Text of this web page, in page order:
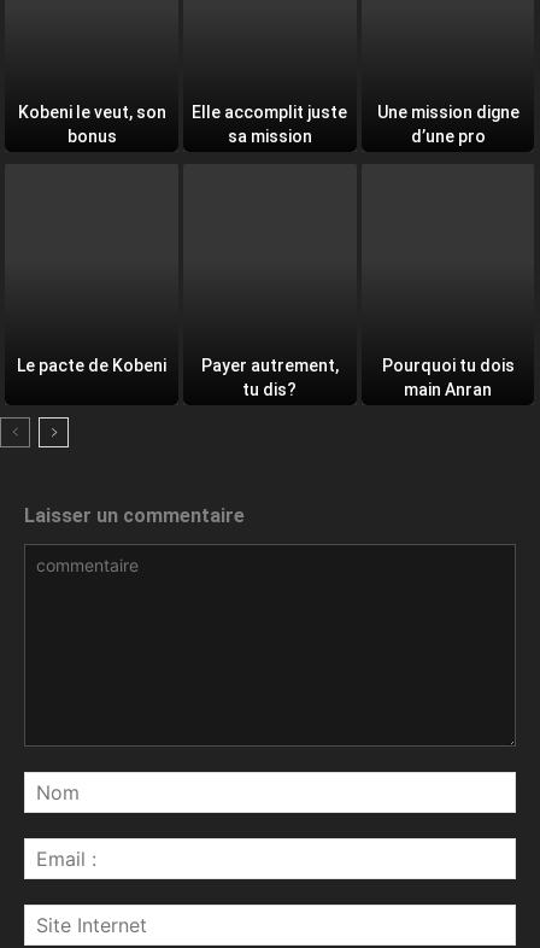
Kobeni le veut, son
bonus
Elle accomplit juste
sa mission
Une mission digne
d’une pro
Le pacte de Kobeni
Payer autrement,
tu dis?
Pourquoi tu dois
main Anran
Laisser un commentaire